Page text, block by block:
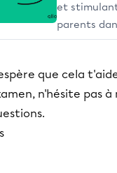
et
parents
que cela
n'hésite pas